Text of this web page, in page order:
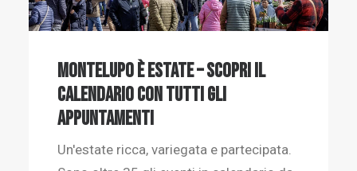
Montelupo è Estate – Scopri il
calendario con tutti gli
appuntamenti
Un'estate ricca, variegata e partecipata.